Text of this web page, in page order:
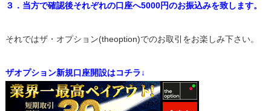
３．当方で確認後それぞれの口座へ5000円のお振込みを致します。
それではザ・オプション(theoption)でのお取引をお楽しみ下さい。
ザオプション新規口座開設はコチラ↓